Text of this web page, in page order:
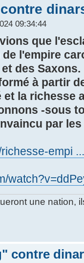
09:34:44
que
l'empire
des
à partir
la richesse
-sous
par
empi
une nation,
contre